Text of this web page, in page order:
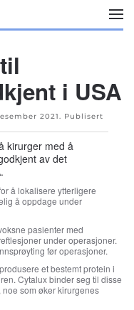
i USA
2021. Publisert
kirurger med å
av det
å lokalisere ytterligere
å oppdage under
pasienter med
under operasjoner.
før operasjoner.
et bestemt protein i
Cytalux binder seg til disse
som øker kirurgenes